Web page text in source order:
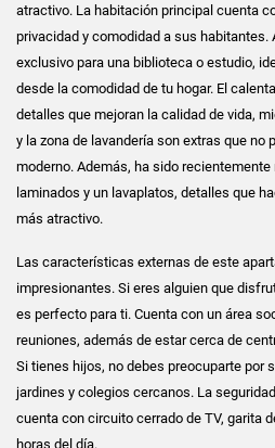
atractivo. La habitación principal cuenta
privacidad y comodidad a sus habitantes.
exclusivo para una biblioteca o estudio,
desde la comodidad de tu hogar. El
detalles que mejoran la calidad de vida,
y la zona de lavandería son extras que no
moderno. Además, ha sido
laminados y un lavaplatos, detalles que
más atractivo.
Las características externas de este
impresionantes. Si eres alguien que
es perfecto para ti. Cuenta con un área
reuniones, además de estar cerca de
Si tienes hijos, no debes preocuparte por
jardines y colegios cercanos. La
cuenta con circuito cerrado de TV, garita
horas del día.